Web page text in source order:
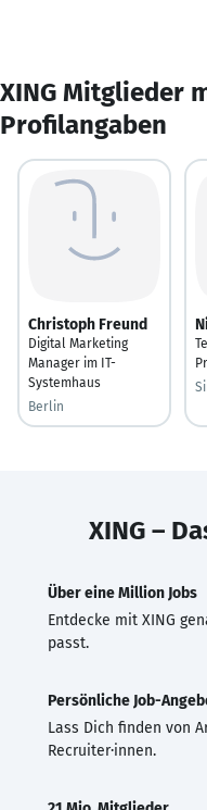
XING Mitglieder
Profilangaben
Christoph Freund
Digital Marketing
Manager im IT-
Systemhaus
Berlin
XING –
Über eine Million Jobs
Entdecke mit XING
passt.
Persönliche Job-
Lass Dich finden von
Recruiter·innen.